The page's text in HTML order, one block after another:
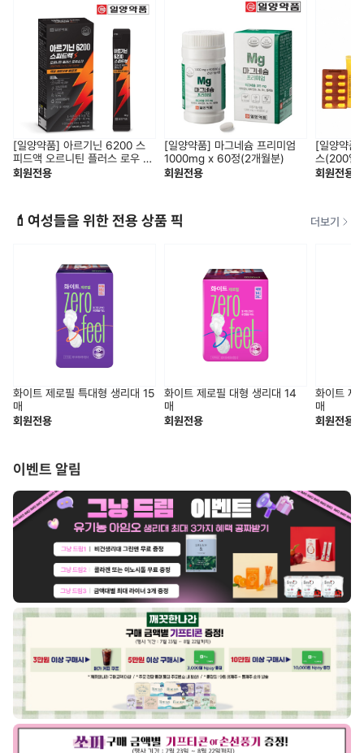
[일양약품] 아르기닌 6200 스
피드액 오르니틴 플러스 로우 슈
가 (14일분)
회원전용
[일양약품] 마그네슘 프리미엄
1000mg x 60정(2개월분)
회원전용
[일양약품
스(200일
회원전용
💄여성들을 위한 전용 상품 픽 더보기
화이트 제로필 특대형 생리대 15
매
회원전용
화이트 제로필 대형 생리대 14
매
회원전용
화이트 제
매
회원전용
이벤트 알림